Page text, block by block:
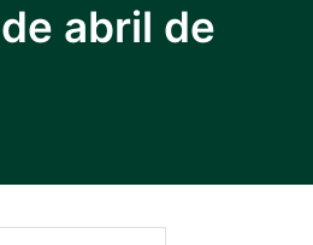
abril de